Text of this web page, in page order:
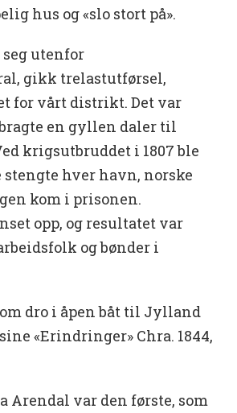
hus og «slo stort på».
utenfor
gikk trelastutførsel,
for vårt distrikt. Det var
en gyllen daler til
krigsutbruddet i 1807 ble
hver havn, norske
kom i prisonen.
opp, og resultatet var
og bønder i
dro i åpen båt til Jylland
«Erindringer» Chra. 1844,
Arendal var den første, som